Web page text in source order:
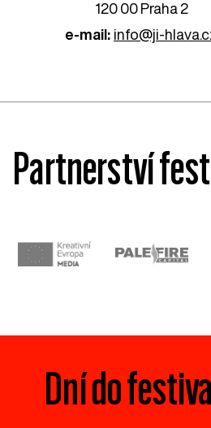
120 00 Praha 2
e-mail: info@ji-
Partnerství
Dní do